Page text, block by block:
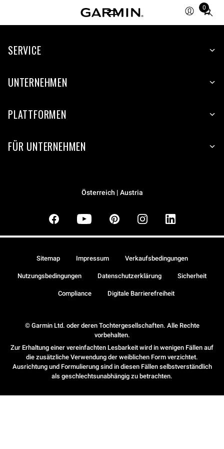
0
Total
items
cart:
SERVICE
UNTERNEHMEN
PLATTFORMEN
FÜR UNTERNEHMEN
Österreich | Austria
© Garmin Ltd. oder deren Tochtergesellschaften. Alle Rechte
vorbehalten.
Zur Erhaltung einer vereinfachten Lesbarkeit wird in wenigen Fällen auf
die zusätzliche Verwendung der weiblichen Form verzichtet.
Ausrichtung und Formulierung sind in diesen Fällen selbstverständlich
als geschlechtsunabhängig zu betrachten.
Sitemap Impressum Verkaufsbedingungen
Nutzungsbedingungen Datenschutzerklärung Sicherheit
Compliance Digitale Barrierefreiheit